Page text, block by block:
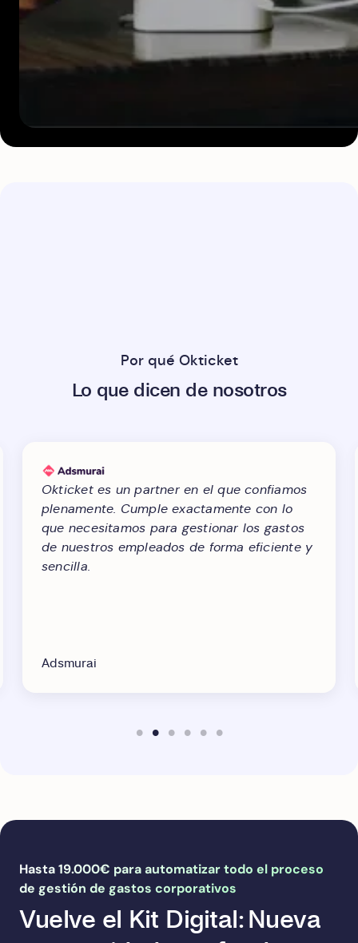
Por qué Okticket
Lo que dicen de nosotros
partner en el que confiamos
exactamente con lo
para gestionar los gastos
de forma eficiente y
La aplicación
eficiente y el
resolutivo. El
sencillo, ya que
Hasta 19.000€ para automatizar todo el proceso
de gestión de gastos corporativos
Vuelve el Kit Digital: Nueva